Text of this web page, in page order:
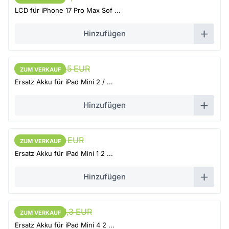
LCD für iPhone 17 Pro Max Sof ...
Hinzufügen
ZUM VERKAUF
11,87 EUR 12,5 EUR
Ersatz Akku für iPad Mini 2 / ...
Hinzufügen
ZUM VERKAUF
ZUM VERKAUF
11,3 EUR 11,9 EUR
Ersatz Akku für iPad Mini 1 2 ...
Hinzufügen
ZUM VERKAUF
ZUM VERKAUF
13,58 EUR 14,3 EUR
Ersatz Akku für iPad Mini 4 2 ...
ZUM VERKAUF